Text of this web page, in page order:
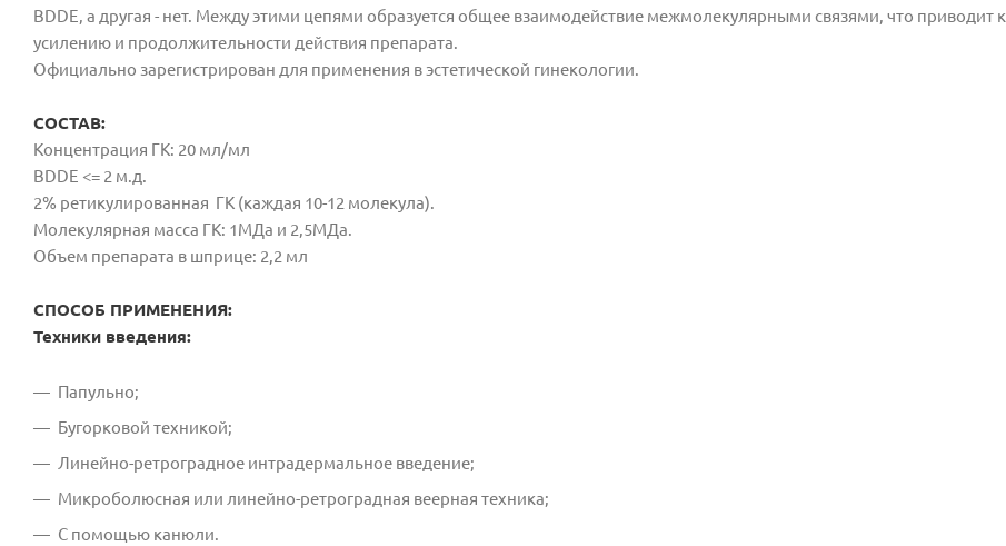
BDDE, а другая - нет. Между этими цепями образуется общее взаимодействие межмолекулярными связями, что приводит к
усилению и продолжительности действия препарата.
Официально зарегистрирован для применения в эстетической гинекологии.
СОСТАВ:
Концентрация ГК: 20 мл/мл
BDDE <= 2 м.д.
2% ретикулированная ГК (каждая 10-12 молекула).
Молекулярная масса ГК: 1МДа и 2,5МДа.
Объем препарата в шприце: 2,2 мл
СПОСОБ ПРИМЕНЕНИЯ:
Техники введения:
Папульно;
Бугорковой техникой;
Линейно-ретроградное интрадермальное введение;
Микроболюсная или линейно-ретроградная веерная техника;
С помощью канюли.